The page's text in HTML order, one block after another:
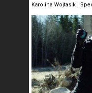
Karolina Wojtasik |